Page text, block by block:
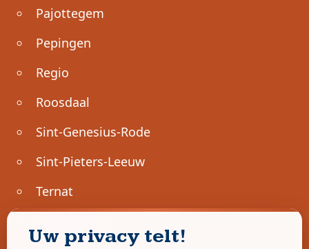
Pajottegem
Pepingen
Regio
Roosdaal
Sint-Genesius-Rode
Sint-Pieters-Leeuw
Ternat
Uw privacy telt!